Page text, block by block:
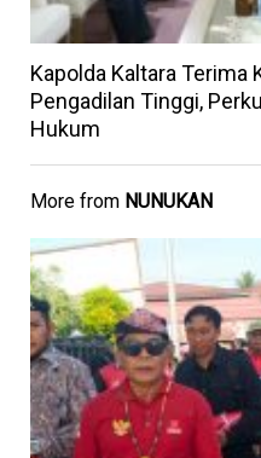
Kapolda Kaltara Terima
Pengadilan Tinggi,
Hukum
More from NUNUKAN